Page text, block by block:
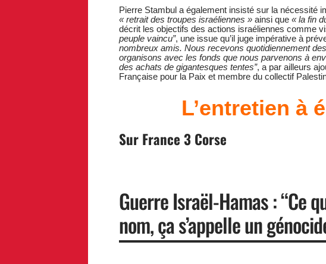
Pierre Stambul a également insisté sur la nécessité
« retrait des troupes israéliennes »ainsi que « la fin
décrit les objectifs des actions israéliennes comme
peuple vaincu”, une issue qu’il juge impérative à
nombreux amis. Nous recevons quotidiennement
organisons avec les fonds que nous parvenons à
des achats de gigantesques tentes”, a par ailleurs
Française pour la Paix et membre du collectif
L’entretien à
Sur France 3 Corse
Guerre Israël-Hamas : “Ce
nom, ça s’appelle un